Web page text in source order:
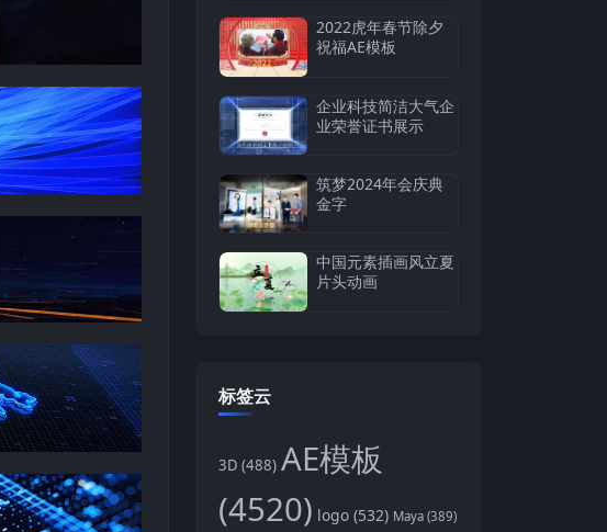
2022虎年春节除夕
祝福AE模板
企业科技简洁大气企
业荣誉证书展示
筑梦2024年会庆典
金字
中国元素插画风立夏
片头动画
标签云
3D (488) AE模板
(4520) logo (532) Maya (389)